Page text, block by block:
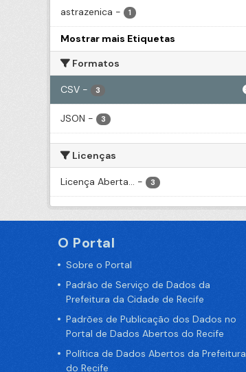
astrazenica - 1
Mostrar mais Etiquetas
Formatos
CSV - 3
JSON - 3
Licenças
Licença Aberta... - 3
O Portal
Sobre o Portal
Padrão de Serviço de Dados da
Prefeitura da Cidade de Recife
Padrões de Publicação dos Dados no
Portal de Dados Abertos do Recife
Política de Dados Abertos da Prefeitura
do Recife